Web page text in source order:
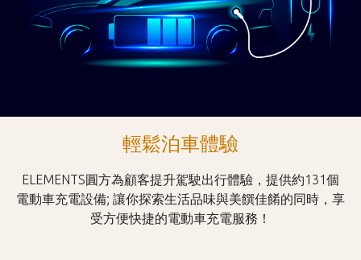
輕鬆泊車體驗
ELEMENTS圓方為顧客提升駕駛出行體驗，提供約131個
電動車充電設備; 讓你探索生活品味與美饌佳餚的同時，享
受方便快捷的電動車充電服務！